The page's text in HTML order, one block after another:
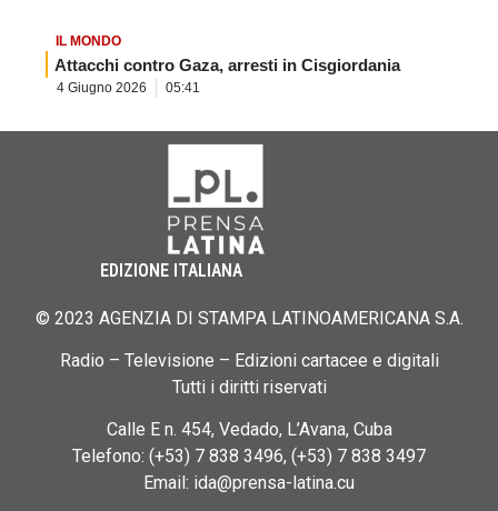
IL MONDO
Attacchi contro Gaza, arresti in Cisgiordania
4 Giugno 2026 05:41
EDIZIONE ITALIANA
© 2023 AGENZIA DI STAMPA LATINOAMERICANA S.A.
Radio – Televisione – Edizioni cartacee e digitali
Tutti i diritti riservati
Calle E n. 454, Vedado, L’Avana, Cuba
Telefono: (+53) 7 838 3496, (+53) 7 838 3497
Email: ida@prensa-latina.cu